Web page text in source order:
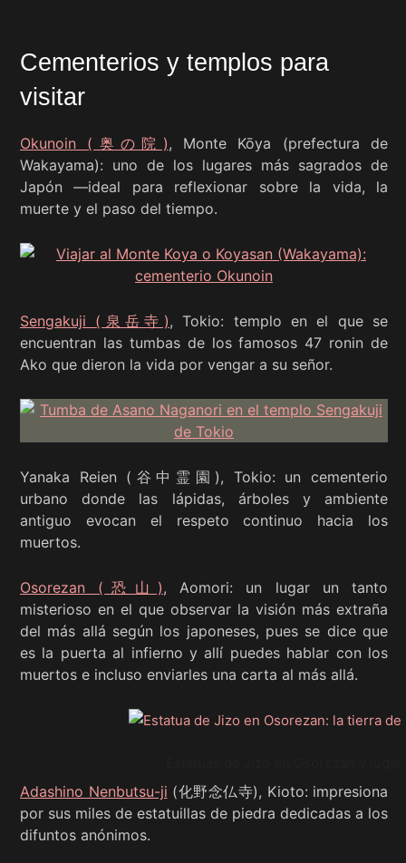
Cementerios y templos para
visitar
Okunoin (奥の院), Monte Kōya (prefectura de
Wakayama): uno de los lugares más sagrados de
Japón —ideal para reflexionar sobre la vida, la
muerte y el paso del tiempo.
Sengakuji (泉岳寺), Tokio: templo en el que se
encuentran las tumbas de los famosos 47 ronin de
Ako que dieron la vida por vengar a su señor.
Yanaka Reien (谷中霊園), Tokio: un cementerio
urbano donde las lápidas, árboles y ambiente
antiguo evocan el respeto continuo hacia los
muertos.
Osorezan (恐山), Aomori: un lugar un tanto
misterioso en el que observar la visión más extraña
del más allá según los japoneses, pues se dice que
es la puerta al infierno y allí puedes hablar con los
muertos e incluso enviarles una carta al más allá.
Adashino Nenbutsu-ji (化野念仏寺), Kioto: impresiona
por sus miles de estatuillas de piedra dedicadas a los
difuntos anónimos.